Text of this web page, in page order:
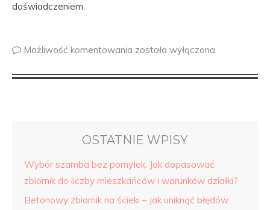
doświadczeniem.
Możliwość komentowania została wyłączona
OSTATNIE WPISY
Wybór szamba bez pomyłek. Jak dopasować
zbiornik do liczby mieszkańców i warunków działki?
Betonowy zbiornik na ścieki – jak uniknąć błędów